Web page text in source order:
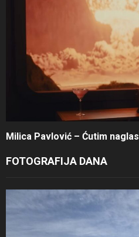
Milica Pavlović – Ćutim naglas
FOTOGRAFIJA DANA